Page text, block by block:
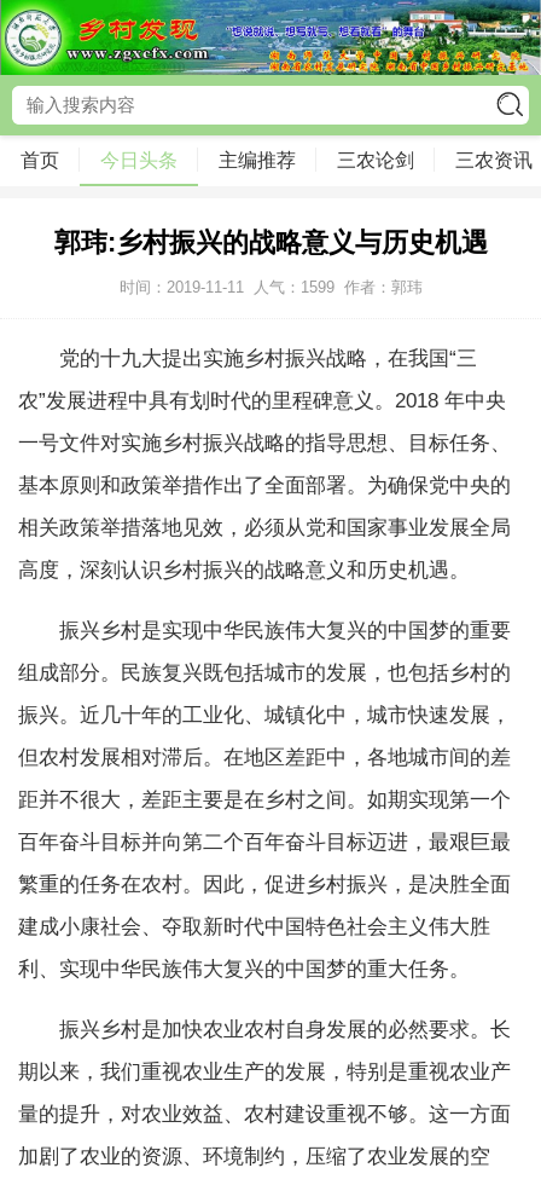
首页 今日头条 主编推荐 三农论剑 三农资讯
郭玮:乡村振兴的战略意义与历史机遇
时间：2019-11-11 人气： 1599 作者：郭玮
党的十九大提出实施乡村振兴战略，在我国“三
农”发展进程中具有划时代的里程碑意义。2018 年中央
一号文件对实施乡村振兴战略的指导思想、目标任务、
基本原则和政策举措作出了全面部署。为确保党中央的
相关政策举措落地见效，必须从党和国家事业发展全局
高度，深刻认识乡村振兴的战略意义和历史机遇。
振兴乡村是实现中华民族伟大复兴的中国梦的重要
组成部分。民族复兴既包括城市的发展，也包括乡村的
振兴。近几十年的工业化、城镇化中，城市快速发展，
但农村发展相对滞后。在地区差距中，各地城市间的差
距并不很大，差距主要是在乡村之间。如期实现第一个
百年奋斗目标并向第二个百年奋斗目标迈进，最艰巨最
繁重的任务在农村。因此，促进乡村振兴，是决胜全面
建成小康社会、夺取新时代中国特色社会主义伟大胜
利、实现中华民族伟大复兴的中国梦的重大任务。
振兴乡村是加快农业农村自身发展的必然要求。长
期以来，我们重视农业生产的发展，特别是重视农业产
量的提升，对农业效益、农村建设重视不够。这一方面
加剧了农业的资源、环境制约，压缩了农业发展的空